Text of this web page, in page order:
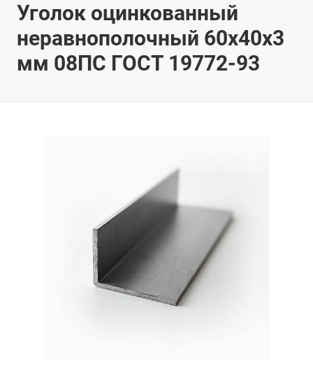
Уголок оцинкованный
неравнополочный 60х40х3
мм 08ПС ГОСТ 19772-93